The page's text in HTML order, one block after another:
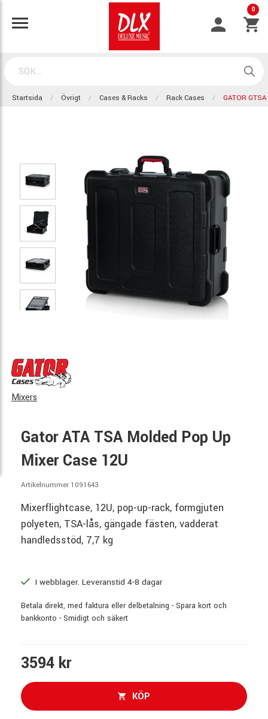
0
Startsida Övrigt Cases & Racks Rack Cases GATOR
Mixers
Gator ATA TSA Molded Pop Up
Mixer Case 12U
Artikelnummer 1091643
Mixerflightcase, 12U, pop-up-rack, formgjuten
polyeten, TSA-lås, gängade fästen, vadderat
handledsstöd, 7,7 kg
I webblager. Leveranstid 4-8 dagar
Betala direkt, med faktura eller delbetalning - Spara kort och
bankkonto - Smidigt och säkert
3594 kr
KÖP